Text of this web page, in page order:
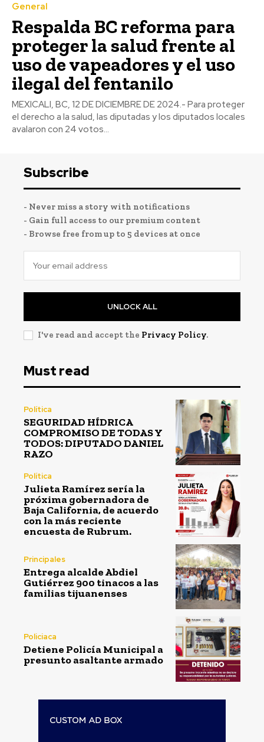
General
Respalda BC reforma para
proteger la salud frente al
uso de vapeadores y el uso
ilegal del fentanilo
MEXICALI, BC, 12 DE DICIEMBRE DE 2024.- Para proteger
el derecho a la salud, las diputadas y los diputados locales
avalaron con 24 votos...
Subscribe
- Never miss a story with notifications
- Gain full access to our premium content
- Browse free from up to 5 devices at once
UNLOCK ALL
I've read and accept the Privacy Policy.
Must read
Política
SEGURIDAD HÍDRICA
COMPROMISO DE TODAS Y
TODOS: DIPUTADO DANIEL
RAZO
Política
Julieta Ramírez sería la
próxima gobernadora de
Baja California, de acuerdo
con la más reciente
encuesta de Rubrum.
Principales
Entrega alcalde Abdiel
Gutiérrez 900 tinacos a las
familias tijuanenses
Policiaca
Detiene Policía Municipal a
presunto asaltante armado